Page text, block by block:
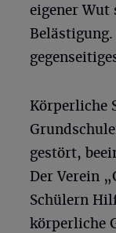
eigener Wut
Körperliche
gestört,
Der Verein
Schülern
körperliche